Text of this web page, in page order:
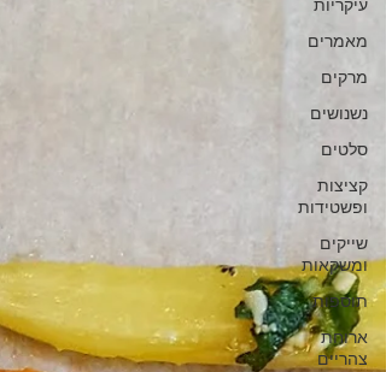
עיקריות
מאמרים
מרקים
נשנושים
סלטים
קציצות
ופשטידות
שייקים
ומשקאות
תוספות
ארוחת
צהריים